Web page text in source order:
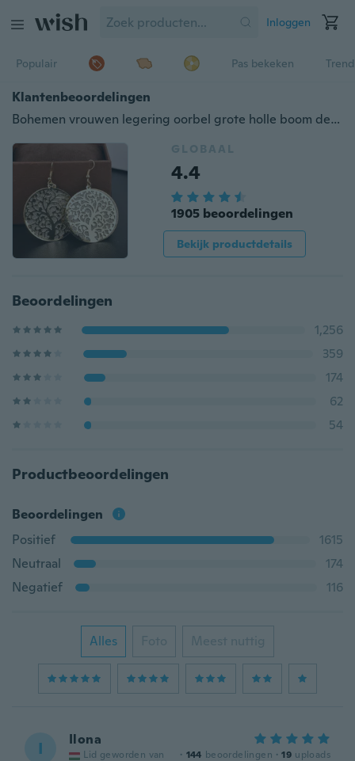
Inloggen
Populair Pas bekeken
Klantenbeoordelingen
Bohemen vrouwen legering oorbel grote holle boom des levens multi-layer etnische saaie Poolse sieraden voor vrouwen
GLOBAAL
4.4
1905 beoordelingen
Bekijk productdetails
Beoordelingen
1,256
359
174
62
54
Productbeoordelingen
Beoordelingen
Positief
1615
Neutraal
174
Negatief
116
Alles Foto Meest nuttig
I Ilona
Lid geworden van
· 144 beoordelingen · 19 uploads